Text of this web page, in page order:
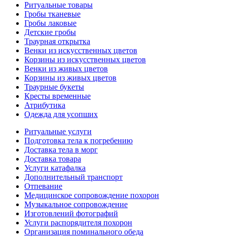
Ритуальные товары
Гробы тканевые
Гробы лаковые
Детские гробы
Траурная открытка
Венки из искусственных цветов
Корзины из искусственных цветов
Венки из живых цветов
Корзины из живых цветов
Траурные букеты
Кресты временные
Атрибутика
Одежда для усопших
Ритуальные услуги
Подготовка тела к погребению
Доставка тела в морг
Доставка товара
Услуги катафалка
Дополнительный транспорт
Отпевание
Медицинское сопровождение похорон
Музыкальное сопровождение
Изготовлений фотографий
Услуги распорядителя похорон
Организация поминального обеда